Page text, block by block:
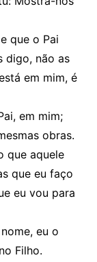
que o Pai
digo, não as
em mim, é
em mim;
obras.
que aquele
que eu faço
eu vou para
eu o
Filho.